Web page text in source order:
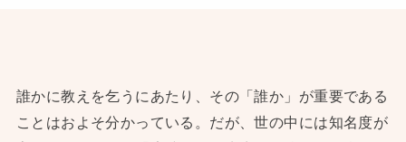
誰かに教えを乞うにあたり、その「誰か」が重要である
ことはおよそ分かっている。だが、世の中には知名度が